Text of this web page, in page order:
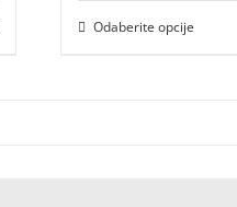
Odaberite opcije